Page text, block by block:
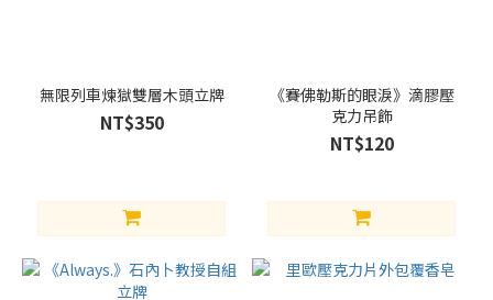
無限列車煉獄雙層木頭立牌
NT$350
《賽佛勒斯的眼淚》滴膠壓
克力吊飾
NT$120